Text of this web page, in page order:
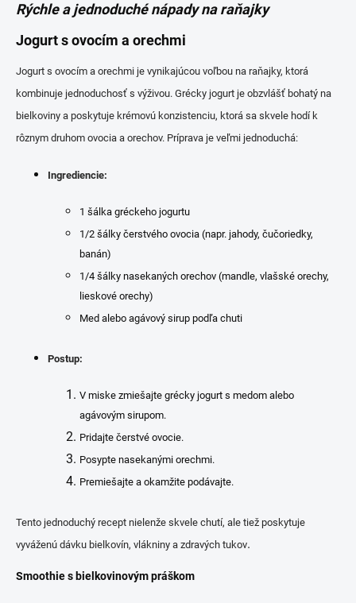
Rýchle a jednoduché nápady na raňajky
Jogurt s ovocím a orechmi
Jogurt s ovocím a orechmi je vynikajúcou voľbou na raňajky, ktorá
kombinuje jednoduchosť s výživou. Grécky jogurt je obzvlášť bohatý na
bielkoviny a poskytuje krémovú konzistenciu, ktorá sa skvele hodí k
rôznym druhom ovocia a orechov. Príprava je veľmi jednoduchá:
Ingrediencie:
1 šálka gréckeho jogurtu
1/2 šálky čerstvého ovocia (napr. jahody, čučoriedky,
banán)
1/4 šálky nasekaných orechov (mandle, vlašské orechy,
lieskové orechy)
Med alebo agávový sirup podľa chuti
Postup:
V miske zmiešajte grécky jogurt s medom alebo
agávovým sirupom.
Pridajte čerstvé ovocie.
Posypte nasekanými orechmi.
Premiešajte a okamžite podávajte.
Tento jednoduchý recept nielenže skvele chutí, ale tiež poskytuje
vyváženú dávku bielkovín, vlákniny a zdravých tukov.
Smoothie s bielkovinovým práškom